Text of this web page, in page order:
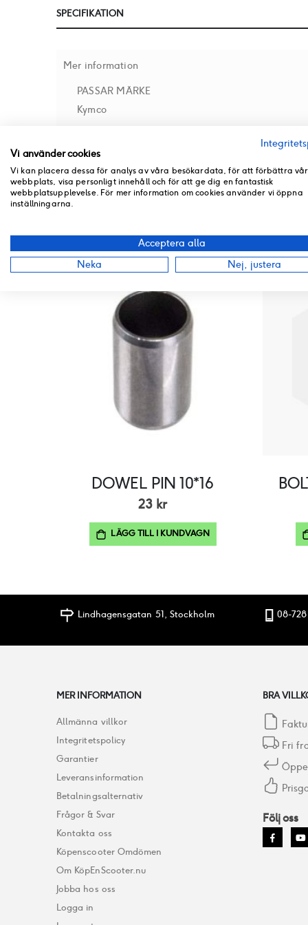
bildgalleriet
SPECIFIKATION
Mer information
PASSAR MÄRKE
Kymco
RECENSIONER
BUTIKSLAGER
ANDRA PRODUKTER FRÅN SAMMA KATEGORI
DOWEL PIN 10*16
23 kr
LÄGG TILL I KUNDVAGN
Lindhagensgatan 51, Stockholm 08-
MER INFORMATION
Allmänna villkor
Integritetspolicy
Garantier
Leveransinformation
Betalningsalternativ
Frågor & Svar
Kontakta oss
Köpenscooter Omdömen
Om KöpEnScooter.nu
Jobba hos oss
Logga in
BRA
Fri
Följ oss
Vi använder cookies
Vi kan placera dessa för analys av våra besökardata, för att förbättra vår
webbplats, visa personligt innehåll och för att ge dig en fantastisk
webbplatsupplevelse. För mer information om cookies använder vi öppna
inställningarna.
Acceptera alla
Neka
Nej, justera